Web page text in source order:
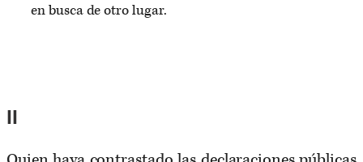
en busca de otro lugar.